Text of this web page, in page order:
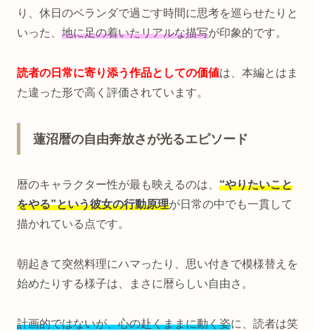
り、休日のベランダで過ごす時間に思考を巡らせたりと
いった、 地に足の着いたリアルな描写が印象的です。
読者の日常に寄り添う作品としての価値は、本編とはま
た違った形で高く評価されています。
蓮沼暦の自由奔放さが光るエピソード
暦のキャラクター性が最も映えるのは、 “やりたいこと
をやる”という彼女の行動原理が日常の中でも一貫して
描かれている点です。
朝起きて突然料理にハマったり、思い付きで模様替えを
始めたりする様子は、まさに暦らしい自由さ。
計画的ではないが、心の赴くままに動く姿に、読者は笑